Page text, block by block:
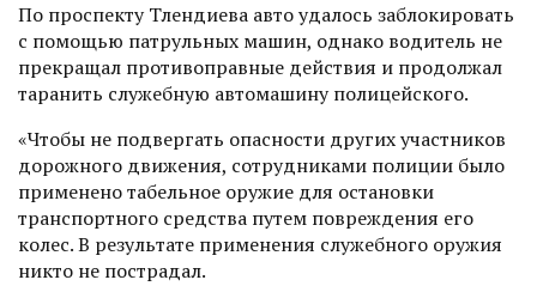
По проспекту Тлендиева авто удалось заблокировать
с помощью патрульных машин, однако водитель не
прекращал противоправные действия и продолжал
таранить служебную автомашину полицейского.
«Чтобы не подвергать опасности других участников
дорожного движения, сотрудниками полиции было
применено табельное оружие для остановки
транспортного средства путем повреждения его
колес. В результате применения служебного оружия
никто не пострадал.